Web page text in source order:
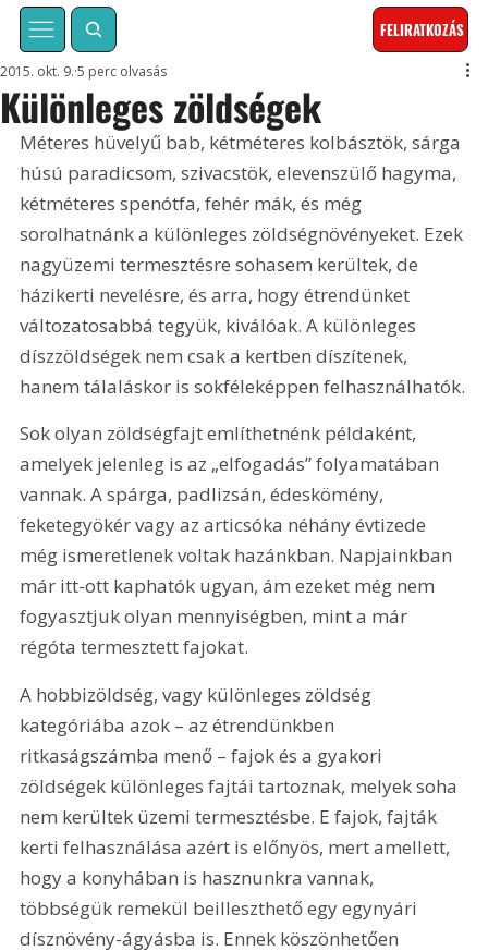
FELIRATKOZÁS
Különleges zöldségek
2015. okt. 9. 5 perc olvasás
Méteres hüvelyű bab, kétméteres kolbásztök, sárga
húsú paradicsom, szivacstök, elevenszülő hagyma,
kétméteres spenótfa, fehér mák, és még
sorolhatnánk a különleges zöldségnövényeket. Ezek
nagyüzemi termesztésre sohasem kerültek, de
házikerti nevelésre, és arra, hogy étrendünket
változatosabbá tegyük, kiválóak. A különleges
díszzöldségek nem csak a kertben díszítenek,
hanem tálaláskor is sokféleképpen felhasználhatók.
Sok olyan zöldségfajt említhetnénk példaként,
amelyek jelenleg is az „elfogadás” folyamatában
vannak. A spárga, padlizsán, édeskömény,
feketegyökér vagy az articsóka néhány évtizede
még ismeretlenek voltak hazánkban. Napjainkban
már itt-ott kaphatók ugyan, ám ezeket még nem
fogyasztjuk olyan mennyiségben, mint a már
régóta termesztett fajokat.
A hobbizöldség, vagy különleges zöldség
kategóriába azok – az étrendünkben
ritkaságszámba menő – fajok és a gyakori
zöldségek különleges fajtái tartoznak, melyek soha
nem kerültek üzemi termesztésbe. E fajok, fajták
kerti felhasználása azért is előnyös, mert amellett,
hogy a konyhában is hasznunkra vannak,
többségük remekül beilleszthető egy egynyári
dísznövény-ágyásba is. Ennek köszönhetően